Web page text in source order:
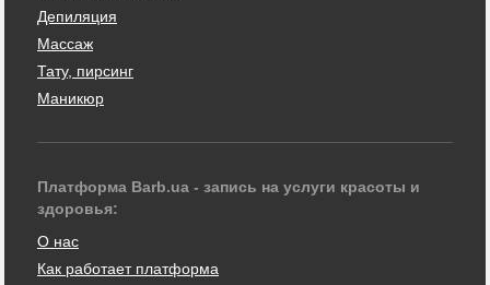
Депиляция
Массаж
Тату, пирсинг
Маникюр
Платформа Barb.ua - запись на услуги красоты и
здоровья:
О нас
Как работает платформа